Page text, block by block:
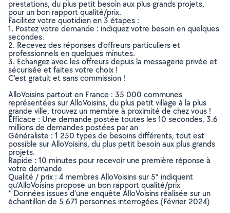
prestations, du plus petit besoin aux plus grands projets,
pour un bon rapport qualité/prix.
Facilitez votre quotidien en 3 étapes :
1. Postez votre demande : indiquez votre besoin en quelques
secondes.
2. Recevez des réponses d’offreurs particuliers et
professionnels en quelques minutes.
3. Echangez avec les offreurs depuis la messagerie privée et
sécurisée et faites votre choix !
C’est gratuit et sans commission !
AlloVoisins partout en France : 35 000 communes
représentées sur AlloVoisins, du plus petit village à la plus
grande ville, trouvez un membre à proximité de chez vous !
Efficace : Une demande postée toutes les 10 secondes, 3.6
millions de demandes postées par an
Généraliste : 1 250 types de besoins différents, tout est
possible sur AlloVoisins, du plus petit besoin aux plus grands
projets.
Rapide : 10 minutes pour recevoir une première réponse à
votre demande
Qualité / prix : 4 membres AlloVoisins sur 5* indiquent
qu’AlloVoisins propose un bon rapport qualité/prix
* Données issues d’une enquête AlloVoisins réalisée sur un
échantillon de 5 671 personnes interrogées (Février 2024)